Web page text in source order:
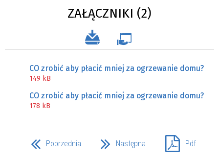
ZAŁĄCZNIKI (2)
CO zrobić aby płacić mniej za ogrzewanie domu?
149 kB
CO zrobić aby płacić mniej za ogrzewanie domu?
178 kB
Poprzednia Następna Pdf